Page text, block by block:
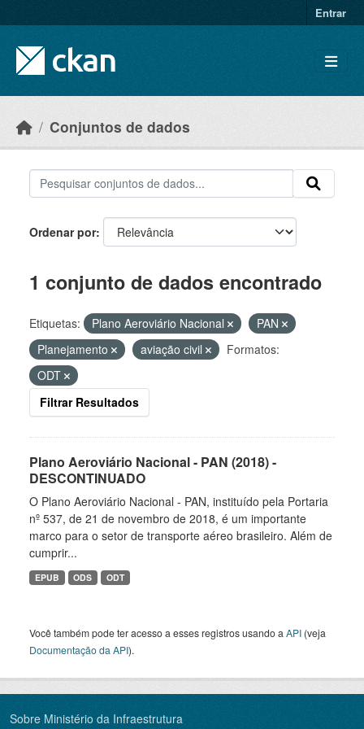
Entrar
Conjuntos de dados
Ordenar por
1 conjunto de dados encontrado
Etiquetas: Plano Aeroviário Nacional
PAN
Planejamento
aviação civil
Formatos:
ODT
Filtrar Resultados
Plano Aeroviário Nacional - PAN (2018) -
DESCONTINUADO
O Plano Aeroviário Nacional - PAN, instituído pela Portaria
nº 537, de 21 de novembro de 2018, é um importante
marco para o setor de transporte aéreo brasileiro. Além de
cumprir...
EPUB ODS ODT
Você também pode ter acesso a esses registros usando a API (veja
Documentação da API).
Sobre Ministério da Infraestrutura